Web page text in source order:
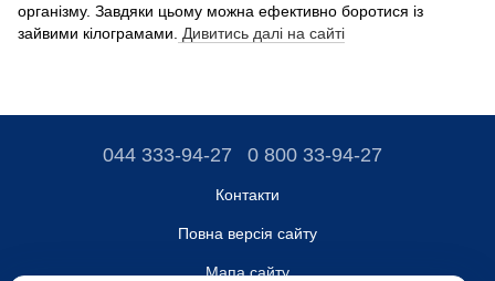
організму. Завдяки цьому можна ефективно боротися із
зайвими кілограмами.
Дивитись далі на сайті
044 333-94-27 0 800 33-94-27
Контакти
Повна версія сайту
Мапа сайту